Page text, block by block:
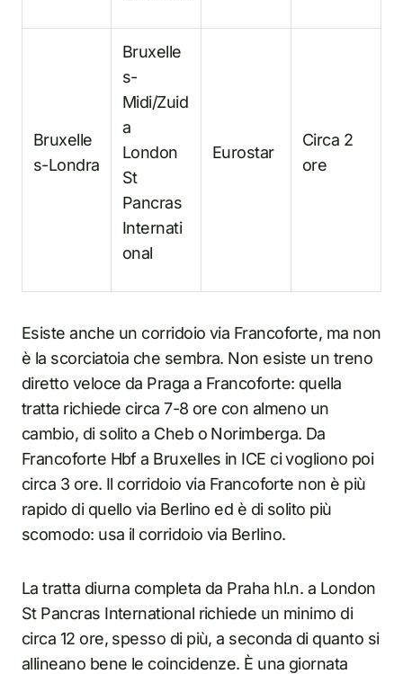
Bruxelle
s-Londra
Bruxelle
s-
Midi/Zuid
a
London
St
Pancras
Internati
onal
Eurostar
Circa 2
ore
Esiste anche un corridoio via Francoforte, ma non
è la scorciatoia che sembra. Non esiste un treno
diretto veloce da Praga a Francoforte: quella
tratta richiede circa 7-8 ore con almeno un
cambio, di solito a Cheb o Norimberga. Da
Francoforte Hbf a Bruxelles in ICE ci vogliono poi
circa 3 ore. Il corridoio via Francoforte non è più
rapido di quello via Berlino ed è di solito più
scomodo: usa il corridoio via Berlino.
La tratta diurna completa da Praha hl.n. a London
St Pancras International richiede un minimo di
circa 12 ore, spesso di più, a seconda di quanto si
allineano bene le coincidenze. È una giornata